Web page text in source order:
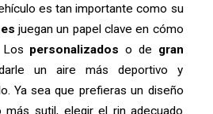
es tan importante como su
juegan un papel clave en cómo
personalizados o de gran
un aire más deportivo y
Ya sea que prefieras un diseño
sutil, elegir el rin adecuado